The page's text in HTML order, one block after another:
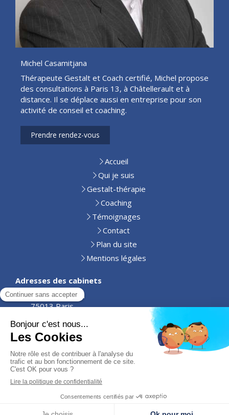
Michel Casamitjana
Thérapeute Gestalt et Coach certifié, Michel propose
des consultations à Paris 13, à Châtellerault et à
distance. Il se déplace aussi en entreprise pour son
activité de conseil et coaching.
Prendre rendez-vous
Accueil
Qui je suis
Gestalt-thérapie
Coaching
Témoignages
Contact
Plan du site
Mentions légales
Adresses des cabinets
10 rue Chéreau
75013 Paris
63 rue Aglophile Fradin,
86100 Châtellerault
06 74 49 73 50
Création et référencement du site par Simplébo
Site partenaire deAnnuaire Thérapeutes